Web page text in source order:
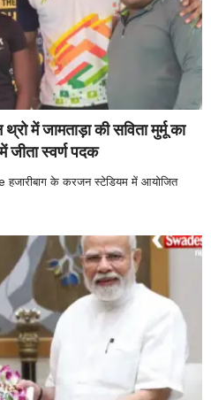
जामताड़ा की सविता मुर्मू का
जीता स्वर्ण पदक
के करजन स्टेडियम में आयोजित